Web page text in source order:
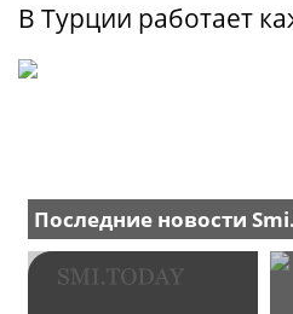
В Турции работает